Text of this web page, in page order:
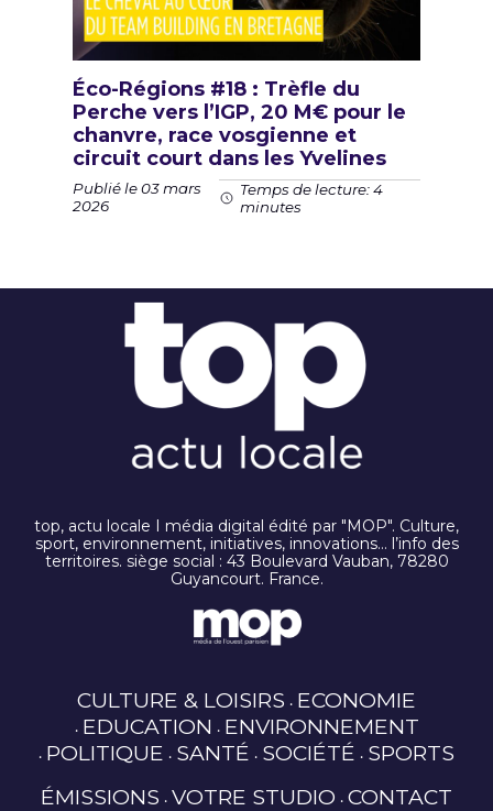
Éco-Régions #18 : Trèfle du
Perche vers l’IGP, 20 M€ pour le
chanvre, race vosgienne et
circuit court dans les Yvelines
Publié le 03 mars
2026
Temps de lecture: 4
minutes
top, actu locale I média digital édité par "MOP". Culture,
sport, environnement, initiatives, innovations… l’info des
territoires. siège social : 43 Boulevard Vauban, 78280
Guyancourt. France.
CULTURE & LOISIRS ECONOMIE
EDUCATION ENVIRONNEMENT
POLITIQUE SANTÉ SOCIÉTÉ SPORTS
ÉMISSIONS VOTRE STUDIO CONTACT